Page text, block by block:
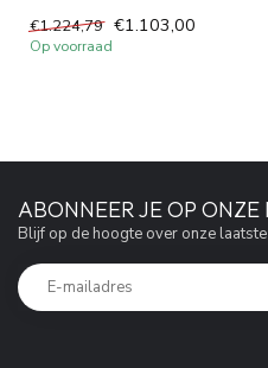
lade. Wastafel links 0 kraang...
€1.224,79 €1.103,00
Op voorraad
ABONNEER JE OP ONZE
Blijf op de hoogte over onze